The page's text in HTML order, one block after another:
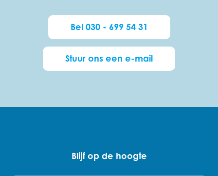
Bel 030 - 699 54 31
Stuur ons een e-mail
Blijf op de hoogte